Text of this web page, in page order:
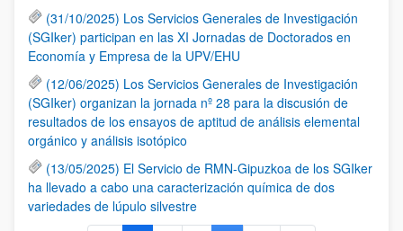
(31/10/2025) Los Servicios Generales de Investigación
(SGIker) participan en las XI Jornadas de Doctorados en
Economía y Empresa de la UPV/EHU
(12/06/2025) Los Servicios Generales de Investigación
(SGIker) organizan la jornada nº 28 para la discusión de
resultados de los ensayos de aptitud de análisis elemental
orgánico y análisis isotópico
(13/05/2025) El Servicio de RMN-Gipuzkoa de los SGIker
ha llevado a cabo una caracterización química de dos
variedades de lúpulo silvestre